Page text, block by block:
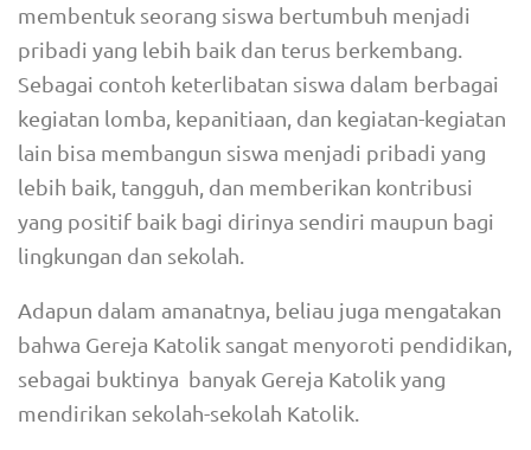
membentuk seorang siswa bertumbuh menjadi
pribadi yang lebih baik dan terus berkembang.
Sebagai contoh keterlibatan siswa dalam berbagai
kegiatan lomba, kepanitiaan, dan kegiatan-kegiatan
lain bisa membangun siswa menjadi pribadi yang
lebih baik, tangguh, dan memberikan kontribusi
yang positif baik bagi dirinya sendiri maupun bagi
lingkungan dan sekolah.
Adapun dalam amanatnya, beliau juga mengatakan
bahwa Gereja Katolik sangat menyoroti pendidikan,
sebagai buktinya banyak Gereja Katolik yang
mendirikan sekolah-sekolah Katolik.